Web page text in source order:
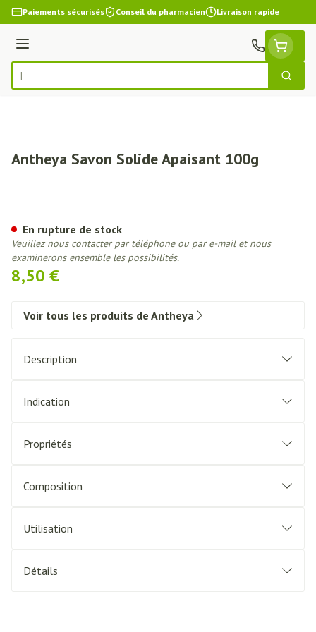
Aller au contenu
Paiements sécurisés Conseil du pharmacien Livraison rapide
Menu
Rechercher
Antheya Savon Solide Apaisant 100g
8,50 €
En rupture de stock
Veuillez nous contacter par téléphone ou par e-mail et nous
examinerons ensemble les possibilités.
Voir tous les produits de Antheya
Description
Indication
Propriétés
Composition
Utilisation
Détails